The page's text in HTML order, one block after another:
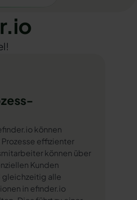
können
effizienter
können über
Kunden
gleichzeitig alle
in efinder.io